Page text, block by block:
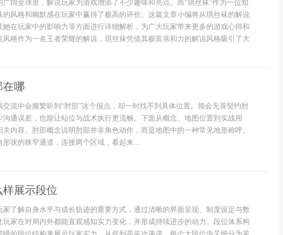
阔全球里，解说玩家为游戏增添了不少趣味和亮点。而“琪丝袜”作为一位知
的风格和幽默感在玩家中赢得了极高的评价。这篇文章小编将从琪丝袜的解说
她在玩家中的影响力等方面进行详细解析，为广大玩家带来更多的游戏心得和
风格作为一名王者荣耀的解说，琪丝袜凭借其极富亲和力的解说风格吸引了大
在哪
流中会频繁听到“肘部”这个报点，却一时找不到具体位置。领会无畏契约肘
沟通误差，也能让站位与战术执行更流畅。下面从概念、地图位置到实战用
内容。肘部概念说明肘部并非角色动作，而是地图中的一种常见地形称呼。
状的狭窄通道，连接两个区域，看起来...
展示段位
家了解自身水平与成长轨迹的重要方式，通过清晰的界面呈现、制度设定与数
玩家在对局内外都能直观感知实力变化，并形成持续进步的动力。段位体系构